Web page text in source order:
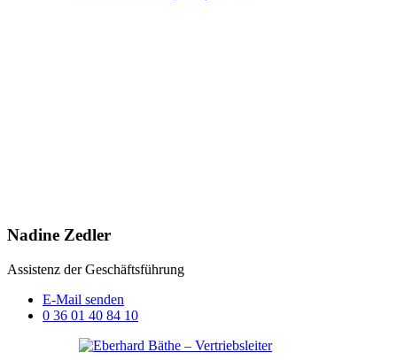
Nadine Zedler
Assistenz der Geschäftsführung
E-Mail senden
0 36 01 40 84 10